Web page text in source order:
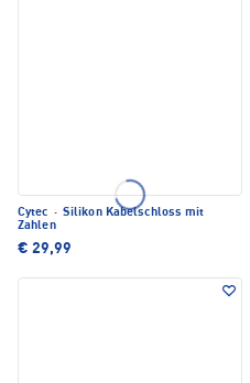
Cytec · Silikon Kabelschloss mit
Zahlen
€ 29,99